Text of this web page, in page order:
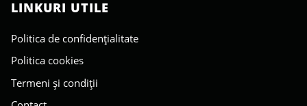
LINKURI UTILE
Politica de confidențialitate
Politica cookies
Termeni și condiții